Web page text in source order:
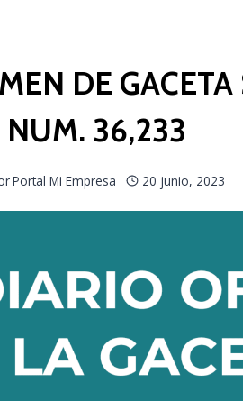
DE
36,233
Portal Mi Empresa 20 junio, 2023